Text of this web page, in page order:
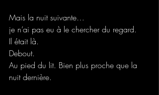
Mais la nuit suivante…
je n’ai pas eu à le chercher du regard.
Il était là.
Debout.
Au pied du lit. Bien plus proche que la
nuit dernière.